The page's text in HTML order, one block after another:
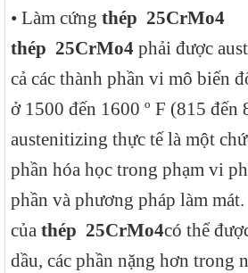
• Làm cứng thép 25CrMo4
thép 25CrMo4 phải được
cả các thành phần vi mô biến
ở 1500 đến 1600 º F (815 đến
austenitizing thực tế là một
phần hóa học trong phạm vi
phần và phương pháp làm
của thép 25CrMo4có thể
dầu, các phần nặng hơn trong